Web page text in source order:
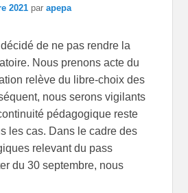
2021 parapepa
décidé de ne pas rendre la
Nous prenons acte du
relève du libre-choix des
nous serons vigilants
pédagogique reste
les cas. Dans le cadre des
relevant du pass
du 30 septembre, nous